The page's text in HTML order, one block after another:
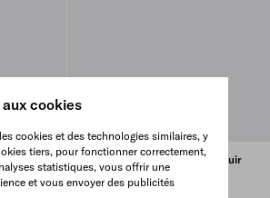
cookies
cookies et des technologies similaires, y
tiers, pour fonctionner correctement,
statistiques, vous offrir une
et vous envoyer des publicités
Sac de sport en Re-Nylon et cuir
Saffiano
CHF 2,250